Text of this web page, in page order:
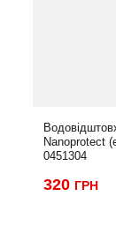
Nanoprotect
0451304
320 ГРН